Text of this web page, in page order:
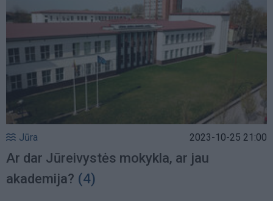
Jūra 2023-10-25 21:00
Ar dar Jūreivystės mokykla, ar jau
akademija? (4)